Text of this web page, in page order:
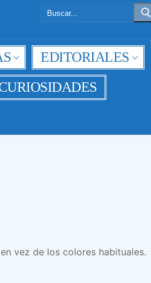
EDITORIALES
en vez de los colores habituales.